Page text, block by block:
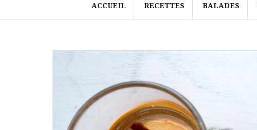
ACCUEIL RECETTES BALADES